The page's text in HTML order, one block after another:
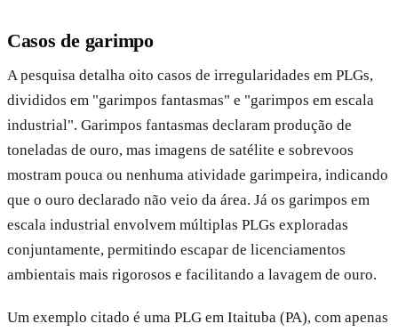
Casos de garimpo
A pesquisa detalha oito casos de irregularidades em PLGs,
divididos em "garimpos fantasmas" e "garimpos em escala
industrial". Garimpos fantasmas declaram produção de
toneladas de ouro, mas imagens de satélite e sobrevoos
mostram pouca ou nenhuma atividade garimpeira, indicando
que o ouro declarado não veio da área. Já os garimpos em
escala industrial envolvem múltiplas PLGs exploradas
conjuntamente, permitindo escapar de licenciamentos
ambientais mais rigorosos e facilitando a lavagem de ouro.
Um exemplo citado é uma PLG em Itaituba (PA), com apenas